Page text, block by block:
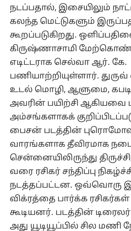
நடப்பதால், இசையிலும்
கலந்த மெட்டுகளும்
கூறப்படுகிறது.
கிருஷ்ணாசாமி
எடிட்டராக செல்வா ஆர். கே.
பணியாற்றியுள்ளார். துருவ்
உடல் மொழி, ஆளுமை,
அவரின் பயிற்சி ஆகியவை
அம்சங்களாகக்
பைசன் படத்தின்
வாரங்களாக தீவிரமாக
சென்னையிலிருந்து
வரை ரசிகர் சந்திப்பு
நடத்தப்பட்டன. ஒவ்வொரு
விக்ரத்தை பார்க்க ரசிகர்கள்
கூடியனர். படத்தின்
அது யூடியூப்பில் சில மணி